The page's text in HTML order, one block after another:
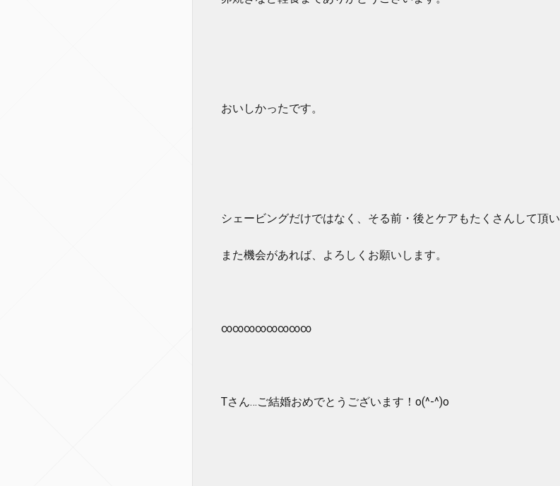
おいしかったです。
シェービングだけではなく、そる前・後とケアもたくさんして頂
また機会があれば、よろしくお願いします。
∞∞∞∞∞∞∞∞
Tさん…ご結婚おめでとうございます！o(^-^)o